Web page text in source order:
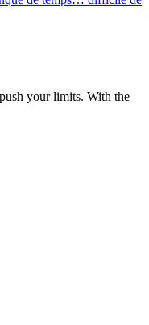
your limits. With the